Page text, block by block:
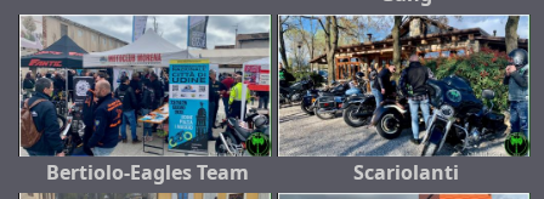
Bertiolo-Eagles Team Scariolanti